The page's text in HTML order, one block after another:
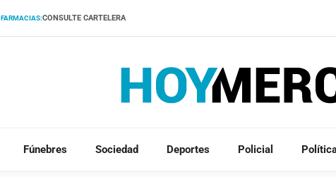
FARMACIAS:CONSULTE CARTELERA
Fúnebres Sociedad Deportes Policial